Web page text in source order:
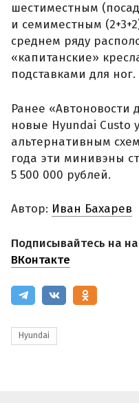
шестиместным
и семиместным
среднем ряду
«капитанские»
подставками для ног.
Ранее «Автоновости
новые Hyundai Custo
альтернативным
года эти минивэны
5 500 000 рублей.
Автор: Иван Бахарев
Подписывайтесь на
ВКонтакте
Hyundai